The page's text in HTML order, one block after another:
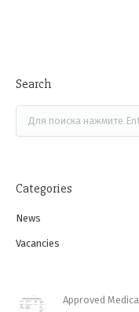
Search
Categories
News
Vacancies
Approved